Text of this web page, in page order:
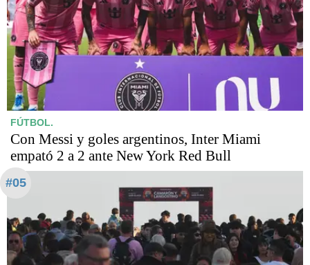
FÚTBOL.
Con Messi y goles argentinos, Inter Miami
empató 2 a 2 ante New York Red Bull
#05